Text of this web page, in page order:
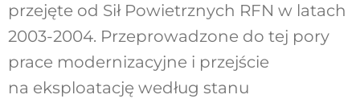
przejęte od Sił Powietrznych RFN w latach
2003-2004. Przeprowadzone do tej pory
prace modernizacyjne i przejście
na eksploatację według stanu